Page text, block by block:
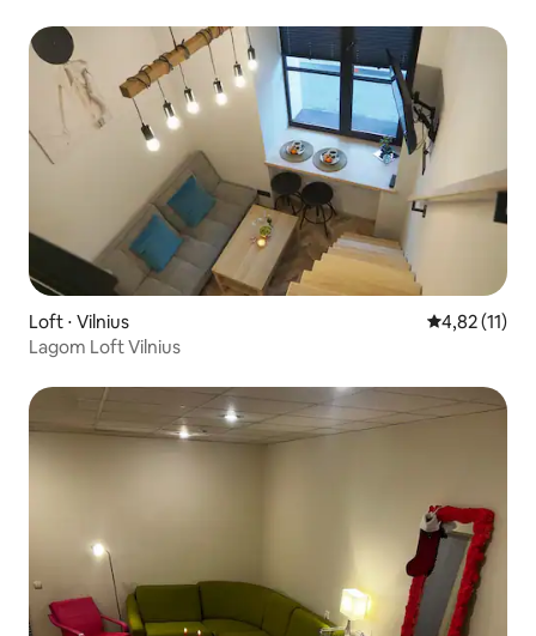
Loft ⋅ Vilnius Évaluation
4,82 (11)
Lagom Loft Vilnius